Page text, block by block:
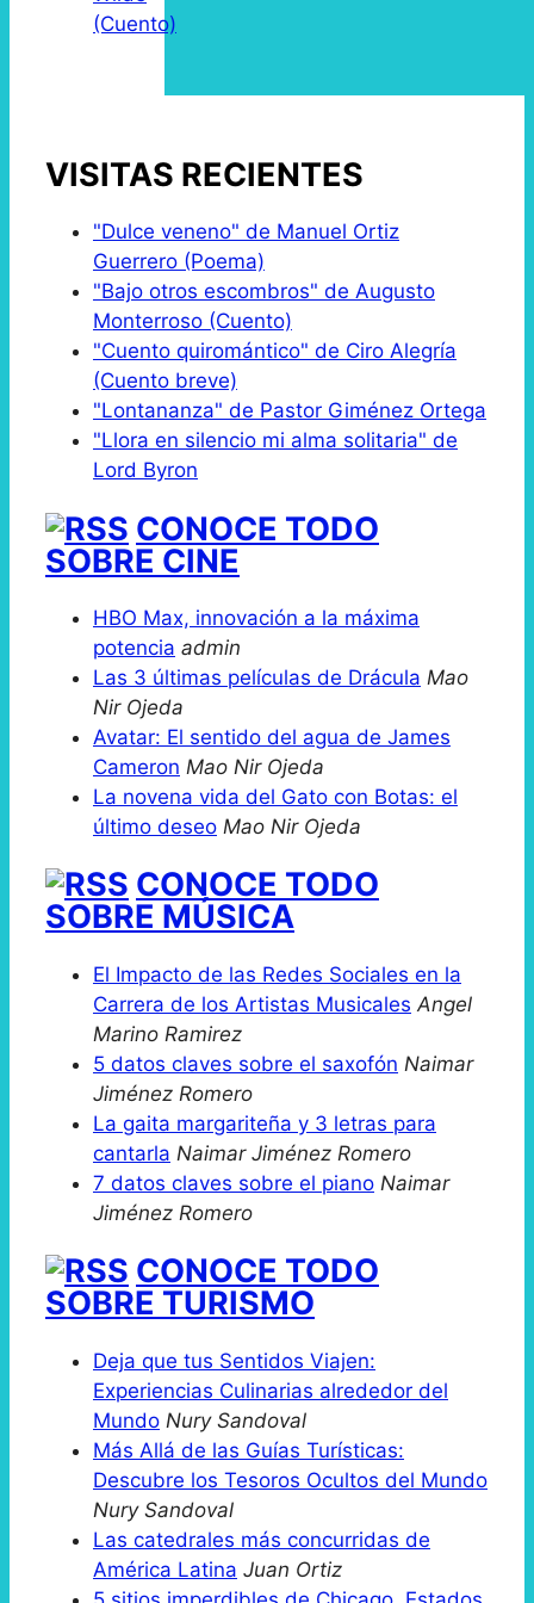
(Cuento)
VISITAS RECIENTES
"Dulce veneno" de Manuel Ortiz
Guerrero (Poema)
"Bajo otros escombros" de Augusto
Monterroso (Cuento)
"Cuento quiromántico" de Ciro Alegría
(Cuento breve)
"Lontananza" de Pastor Giménez Ortega
"Llora en silencio mi alma solitaria" de
Lord Byron
CONOCE TODO
SOBRE CINE
HBO Max, innovación a la máxima
potencia admin
Las 3 últimas películas de Drácula Mao
Nir Ojeda
Avatar: El sentido del agua de James
Cameron Mao Nir Ojeda
La novena vida del Gato con Botas: el
último deseo Mao Nir Ojeda
CONOCE TODO
SOBRE MÚSICA
El Impacto de las Redes Sociales en la
Carrera de los Artistas Musicales Angel
Marino Ramirez
5 datos claves sobre el saxofón Naimar
Jiménez Romero
La gaita margariteña y 3 letras para
cantarla Naimar Jiménez Romero
7 datos claves sobre el piano Naimar
Jiménez Romero
CONOCE TODO
SOBRE TURISMO
Deja que tus Sentidos Viajen:
Experiencias Culinarias alrededor del
Mundo Nury Sandoval
Más Allá de las Guías Turísticas:
Descubre los Tesoros Ocultos del Mundo
Nury Sandoval
Las catedrales más concurridas de
América Latina Juan Ortiz